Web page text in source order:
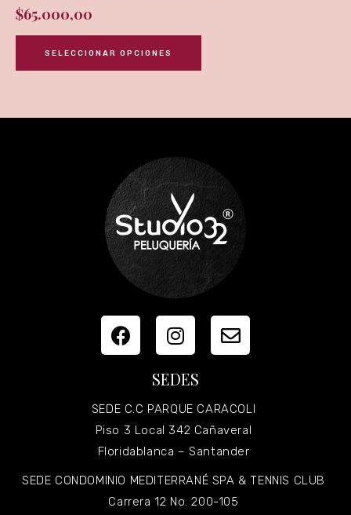
$65.000,00
SELECCIONAR OPCIONES
SEDES
SEDE C.C PARQUE CARACOLI
Piso 3 Local 342 Cañaveral
Floridablanca – Santander
SEDE CONDOMINIO MEDITERRANÉ SPA & TENNIS CLUB
Carrera 12 No. 200-105